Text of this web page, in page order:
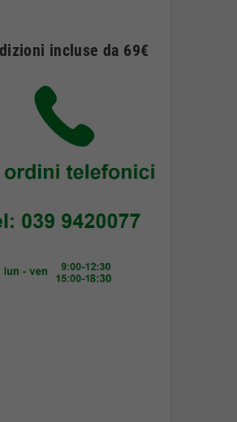
incluse da 69€